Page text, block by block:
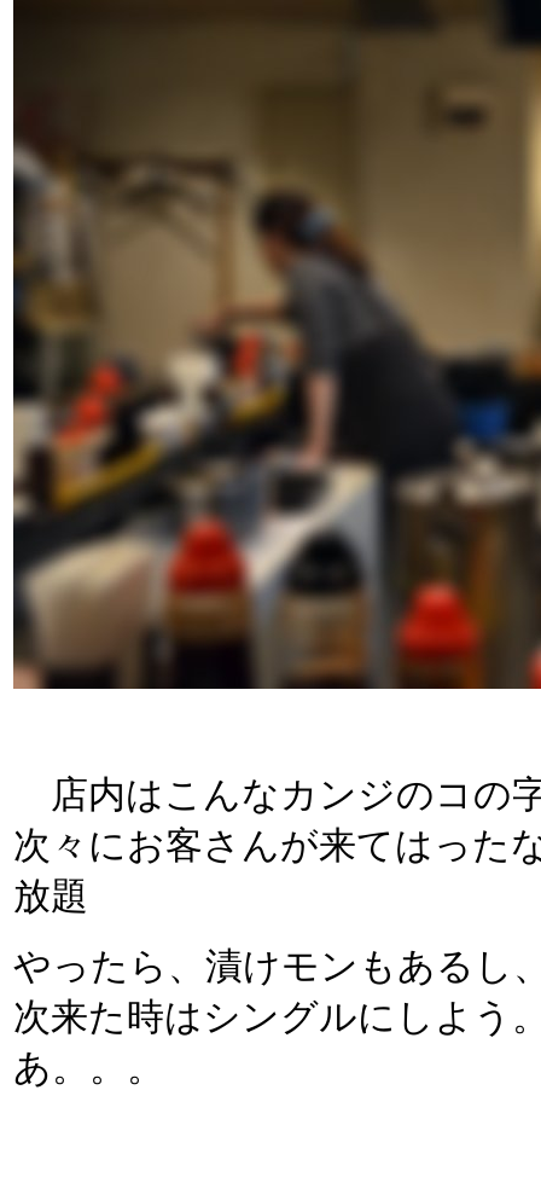
店内はこんなカンジのコの
次々にお客さんが来てはった
放題
やったら、漬けモンもあるし
次来た時はシングルにしよう
あ。。。